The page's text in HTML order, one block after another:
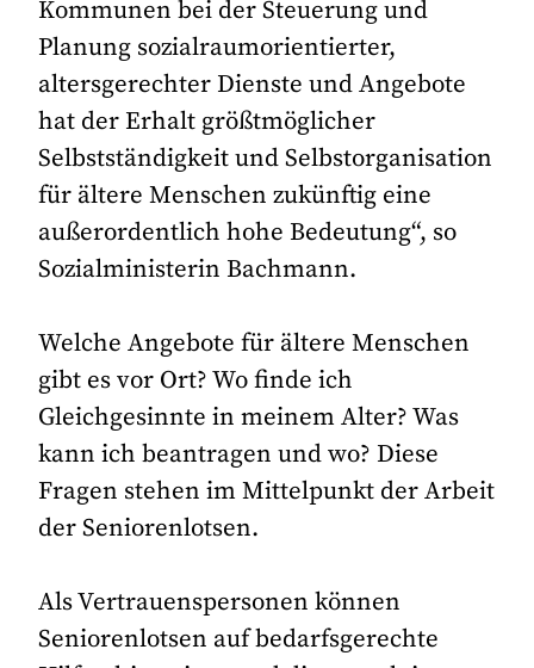
Kommunen bei der Steuerung und
Planung sozialraumorientierter,
altersgerechter Dienste und Angebote
hat der Erhalt größtmöglicher
Selbstständigkeit und Selbstorganisation
für ältere Menschen zukünftig eine
außerordentlich hohe Bedeutung“, so
Sozialministerin Bachmann.
Welche Angebote für ältere Menschen
gibt es vor Ort? Wo finde ich
Gleichgesinnte in meinem Alter? Was
kann ich beantragen und wo? Diese
Fragen stehen im Mittelpunkt der Arbeit
der Seniorenlotsen.
Als Vertrauenspersonen können
Seniorenlotsen auf bedarfsgerechte